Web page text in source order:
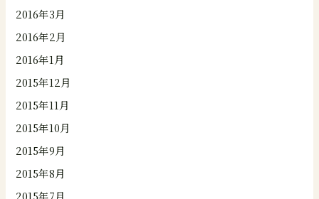
2016年3月
2016年2月
2016年1月
2015年12月
2015年11月
2015年10月
2015年9月
2015年8月
2015年7月